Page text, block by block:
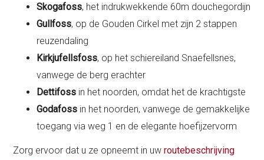
Skogafoss, het indrukwekkende 60m douchegordijn
Gullfoss, op de Gouden Cirkel met zijn 2 stappen
reuzendaling
Kirkjufellsfoss, op het schiereiland Snaefellsnes,
vanwege de berg erachter
Dettifoss in het noorden, omdat het de krachtigste
Godafoss in het noorden, vanwege de gemakkelijke
toegang via weg 1 en de elegante hoefijzervorm
Zorg ervoor dat u ze opneemt in uwroutebeschrijving